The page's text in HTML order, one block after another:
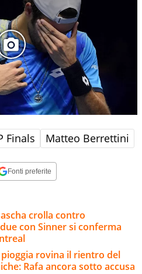
Finals Matteo Berrettini
Fonti preferite
crolla contro
con Sinner si conferma
rovina il rientro del
Rafa ancora sotto accusa